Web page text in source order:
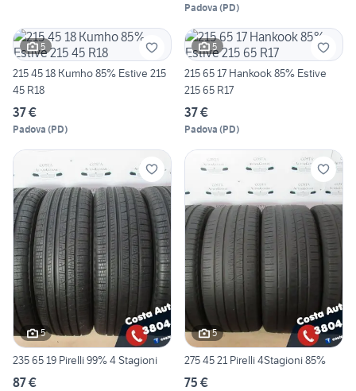
Padova (PD)
5
215 45 18 Kumho 85% Estive 215
45 R18
37 €
Padova (PD)
5
215 65 17 Hankook 85% Estive
215 65 R17
37 €
Padova (PD)
5
235 65 19 Pirelli 99% 4 Stagioni
87 €
5
275 45 21 Pirelli 4Stagioni 85%
75 €